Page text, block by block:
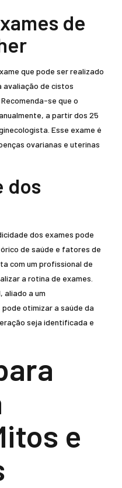
de
que pode ser realizado
avaliação de cistos
se que o
a partir dos 25
Esse exame é
ovarianas e uterinas
dos
dos exames pode
de saúde e fatores de
com um profissional de
a rotina de exames.
aliado a um
otimizar a saúde da
seja identificada e
e